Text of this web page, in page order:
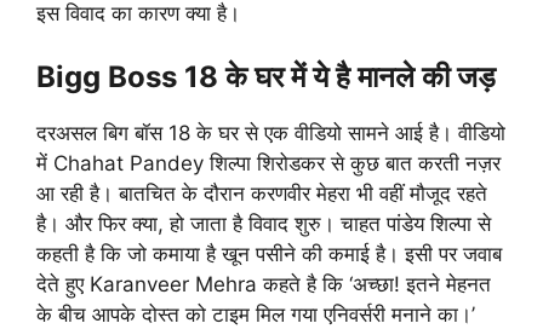
इस विवाद का कारण क्या है।
Bigg Boss 18 के घर में ये है मानले की जड़
दरअसल बिग बॉस 18 के घर से एक वीडियो सामने आई है। वीडियो
में Chahat Pandey शिल्पा शिरोडकर से कुछ बात करती नज़र
आ रही है। बातचित के दौरान करणवीर मेहरा भी वहीं मौजूद रहते
है। और फिर क्या, हो जाता है विवाद शुरु। चाहत पांडेय शिल्पा से
कहती है कि जो कमाया है खून पसीने की कमाई है। इसी पर जवाब
देते हुए Karanveer Mehra कहते है कि ‘अच्छा! इतने मेहनत
के बीच आपके दोस्त को टाइम मिल गया एनिवर्सरी मनाने का।’